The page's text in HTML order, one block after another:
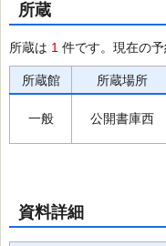
所蔵
所蔵は 1 件です。現在の
所蔵館 所蔵場所
一般 公開書庫西
資料詳細